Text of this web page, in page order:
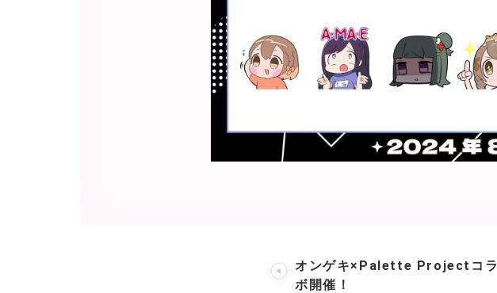
オンゲキ×Palette Projectコラ
ボ開催！